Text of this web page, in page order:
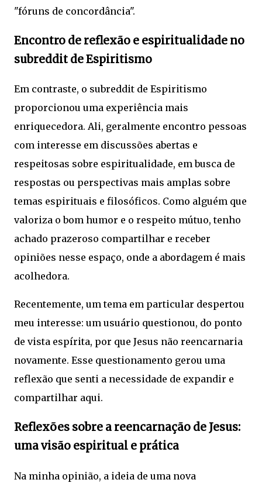
"fóruns de concordância".
Encontro de reflexão e espiritualidade no
subreddit de Espiritismo
Em contraste, o subreddit de Espiritismo
proporcionou uma experiência mais
enriquecedora. Ali, geralmente encontro pessoas
com interesse em discussões abertas e
respeitosas sobre espiritualidade, em busca de
respostas ou perspectivas mais amplas sobre
temas espirituais e filosóficos. Como alguém que
valoriza o bom humor e o respeito mútuo, tenho
achado prazeroso compartilhar e receber
opiniões nesse espaço, onde a abordagem é mais
acolhedora.
Recentemente, um tema em particular despertou
meu interesse: um usuário questionou, do ponto
de vista espírita, por que Jesus não reencarnaria
novamente. Esse questionamento gerou uma
reflexão que senti a necessidade de expandir e
compartilhar aqui.
Reflexões sobre a reencarnação de Jesus:
uma visão espiritual e prática
Na minha opinião, a ideia de uma nova